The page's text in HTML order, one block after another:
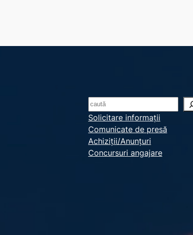
S
e
a
r
c
Solicitare informații
Comunicate de presă
Achiziții/Anunțuri
Concursuri angajare